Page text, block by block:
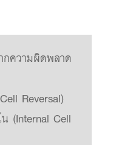
กความผิดพลาด
Reversal)
(Internal Cell